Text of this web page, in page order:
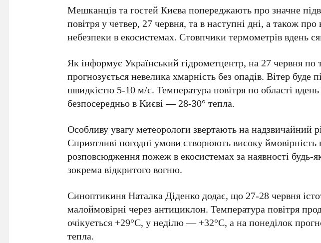
Мешканців та гостейКиєвапопереджають про значне
повітря учетвер, 27 червня, та в наступні дні, а також
небезпеки в екосистемах. Стовпчики термометрів вдень
Як інформуєУкраїнський гідрометцентр, на27 червняпо
прогнозується невелика хмарність без опадів. Вітер буде
швидкістю 5-10 м/с. Температура повітря по області
безпосередньо вКиєві — 28-30° тепла.
Особливу увагу метеорологи звертають нанадзвичайний
Сприятливі погодні умови створюють високу
розповсюдження пожеж в екосистемах за наявності будь-
зокрема відкритого вогню.
СиноптикиняНаталка Діденкододає, що27-28 червня
малоймовірні через антициклон. Температура повітря
очікується +29°C, унеділю — +32°C, а напонеділок
тепла.